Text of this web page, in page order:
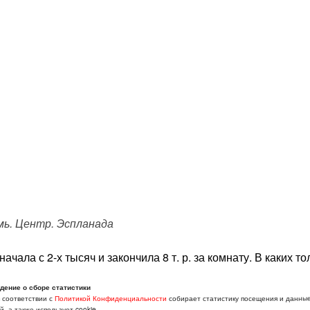
Центр. Эспланада
с 2-х тысяч и закончила 8 т. р. за комнату. В каких
история. К слову, цены на квартиры в
только на машине, либо в грязном автобусе, как килька
о сборе статистики
с Политикой Конфиденциальности собирает статистику посещения и данные